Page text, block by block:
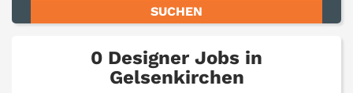
0 Designer Jobs in
Gelsenkirchen